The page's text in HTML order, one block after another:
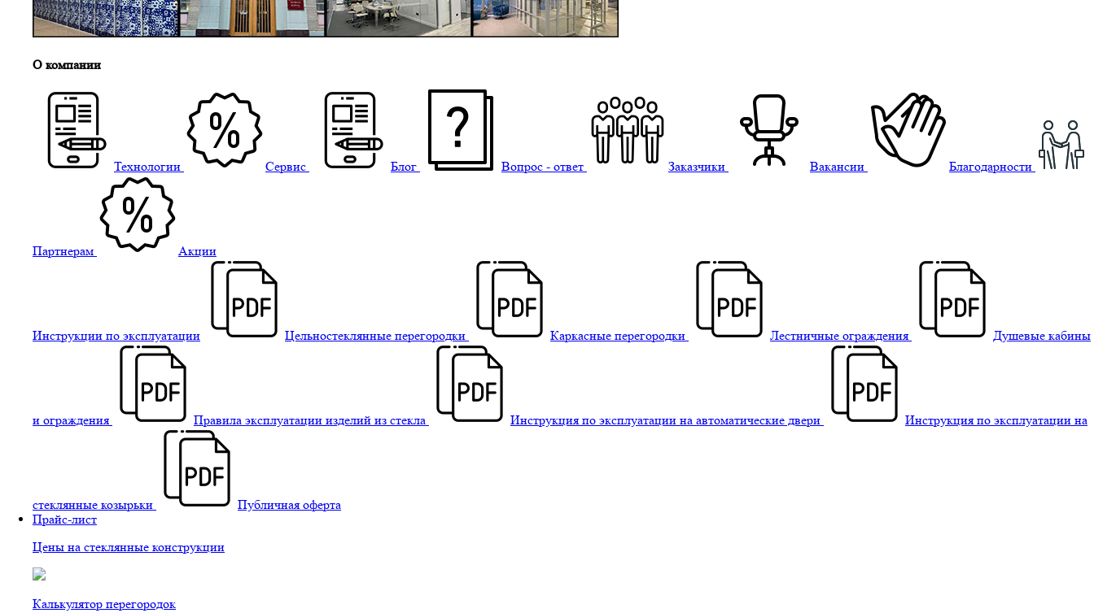
О компании
Технологии Сервис Блог Вопрос - ответ Заказчики Вакансии Благодарности
Партнерам Акции
Инструкции по эксплуатации Цельностеклянные перегородки Каркасные перегородки Лестничные ограждения Душевые кабины
и ограждения Правила эксплуатации изделий из стекла Инструкция по эксплуатации на автоматические двери Инструкция по эксплуатации на
стеклянные козырьки
Публичная оферта
Прайс-лист
Цены на стеклянные конструкции
Калькулятор перегородок